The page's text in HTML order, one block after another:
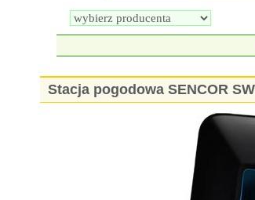
Stacja pogodowa SENCOR